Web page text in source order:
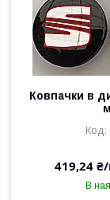
Ковпачки в
419,24
В